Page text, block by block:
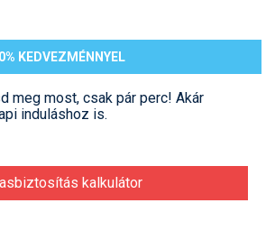
KEDVEZMÉNNYEL
meg most, csak pár perc! Akár
induláshoz is.
kalkulátor